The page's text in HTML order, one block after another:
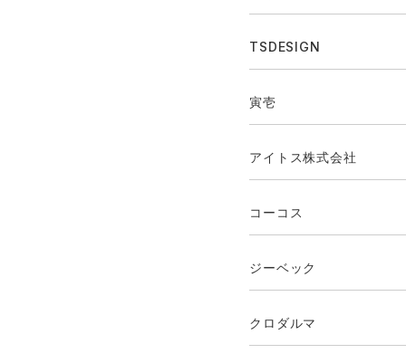
TSDESIGN
寅壱
アイトス株式会社
コーコス
ジーベック
クロダルマ